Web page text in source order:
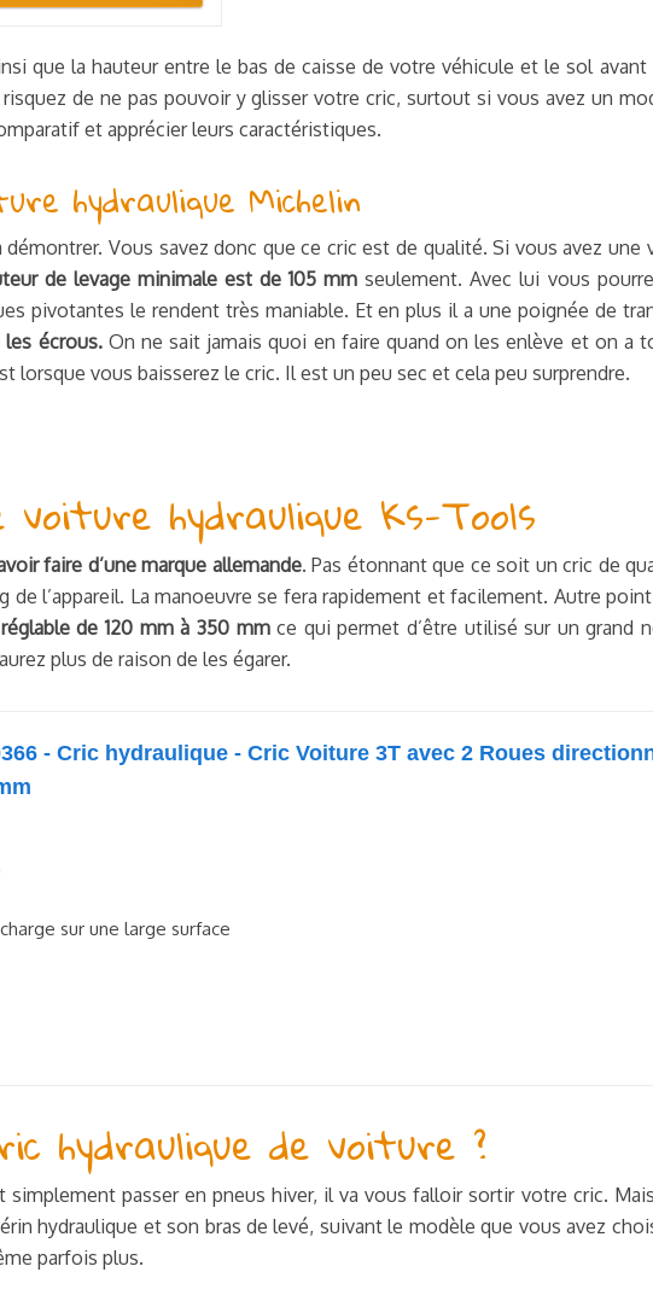
que la hauteur entre le bas de caisse de votre véhicule et le sol avant
de ne pas pouvoir y glisser votre cric, surtout si vous avez un
et apprécier leurs caractéristiques.
hydraulique Michelin
Vous savez donc que ce cric est de qualité. Si vous avez
de levage minimale est de 105 mm seulement. Avec lui vous
pivotantes le rendent très maniable. Et en plus il a une poignée de
les écrous.On ne sait jamais quoi en faire quand on les enlève et on a
lorsque vous baisserez le cric. Il est un peu sec et cela peu surprendre.
hydraulique Ks-Tools
faire d’une marque allemande. Pas étonnant que ce soit un cric de
l’appareil. La manoeuvre se fera rapidement et facilement. Autre
de 120 mm à 350 mmce qui permet d’être utilisé sur un grand
plus de raison de les égarer.
- Cric hydraulique - Cric Voiture 3T avec 2 Roues
sur une large surface
hydraulique de voiture ?
passer en pneus hiver, il va vous falloir sortir votre cric.
hydraulique et son bras de levé, suivant le modèle que vous avez
parfois plus.